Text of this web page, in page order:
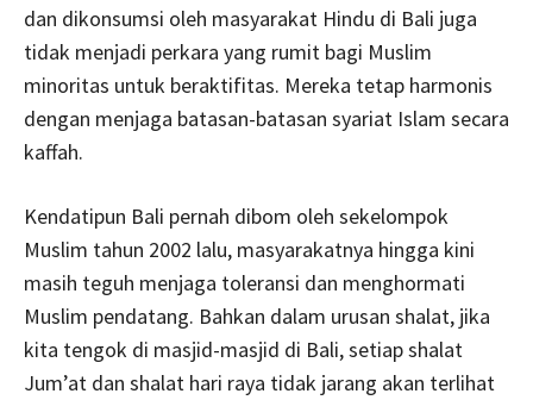
dan dikonsumsi oleh masyarakat Hindu di Bali juga
tidak menjadi perkara yang rumit bagi Muslim
minoritas untuk beraktifitas. Mereka tetap harmonis
dengan menjaga batasan-batasan syariat Islam secara
kaffah.
Kendatipun Bali pernah dibom oleh sekelompok
Muslim tahun 2002 lalu, masyarakatnya hingga kini
masih teguh menjaga toleransi dan menghormati
Muslim pendatang. Bahkan dalam urusan shalat, jika
kita tengok di masjid-masjid di Bali, setiap shalat
Jum’at dan shalat hari raya tidak jarang akan terlihat